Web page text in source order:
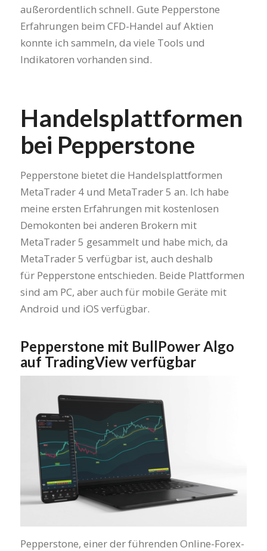
außerordentlich schnell. Gute Pepperstone
Erfahrungen beim CFD-Handel auf Aktien
konnte ich sammeln, da viele Tools und
Indikatoren vorhanden sind.
Handelsplattformen
bei Pepperstone
Pepperstone bietet die Handelsplattformen
MetaTrader 4 und MetaTrader 5 an. Ich habe
meine ersten Erfahrungen mit kostenlosen
Demokonten bei anderen Brokern mit
MetaTrader 5 gesammelt und habe mich, da
MetaTrader 5 verfügbar ist, auch deshalb
für Pepperstone entschieden. Beide Plattformen
sind am PC, aber auch für mobile Geräte mit
Android und iOS verfügbar.
Pepperstone mit BullPower Algo
auf TradingView verfügbar
Pepperstone, einer der führenden Online-Forex-